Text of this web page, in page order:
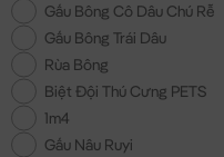
Gấu Bông Cô Dâu Chú Rễ
Gấu Bông Trái Dâu
Rùa Bông
Biệt Đội Thú Cưng PETS
1m4
Gấu Nâu Ruyi